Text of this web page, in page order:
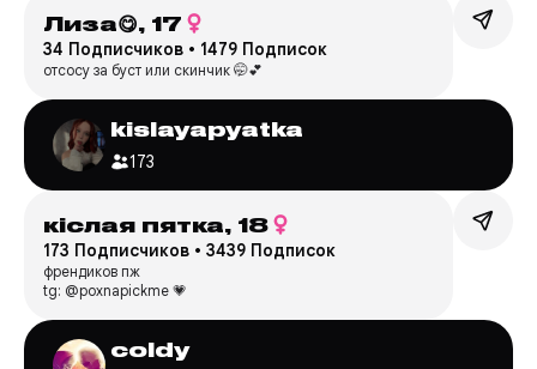
Лиза😋, 17
34 Подписчиков • 1479 Подписок
отсосу за буст или скинчик 🤭💕
kislayapyatka
173
кiслая пятка, 18
173 Подписчиков • 3439 Подписок
френдиков пж
tg: @poxnapickme 💗
coldy